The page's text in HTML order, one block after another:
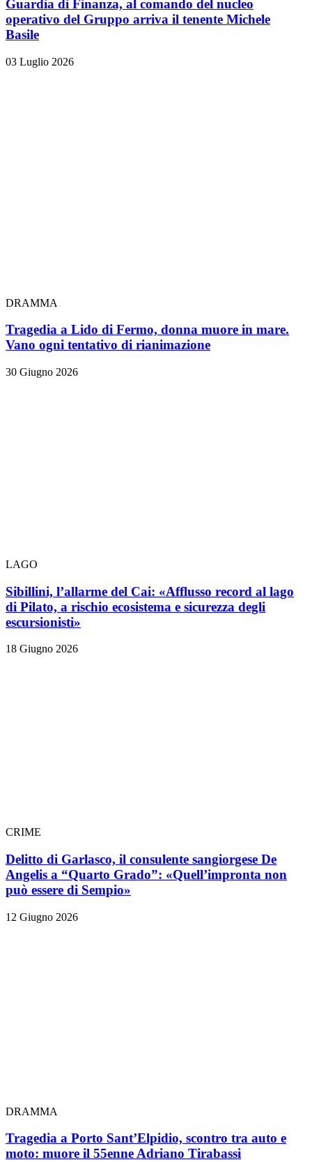
Guardia di Finanza, al comando del nucleo
operativo del Gruppo arriva il tenente Michele
Basile
03 Luglio 2026
DRAMMA
Tragedia a Lido di Fermo, donna muore in mare.
Vano ogni tentativo di rianimazione
30 Giugno 2026
LAGO
Sibillini, l’allarme del Cai: «Afflusso record al lago
di Pilato, a rischio ecosistema e sicurezza degli
escursionisti»
18 Giugno 2026
CRIME
Delitto di Garlasco, il consulente sangiorgese De
Angelis a “Quarto Grado”: «Quell’impronta non
può essere di Sempio»
12 Giugno 2026
DRAMMA
Tragedia a Porto Sant’Elpidio, scontro tra auto e
moto: muore il 55enne Adriano Tirabassi